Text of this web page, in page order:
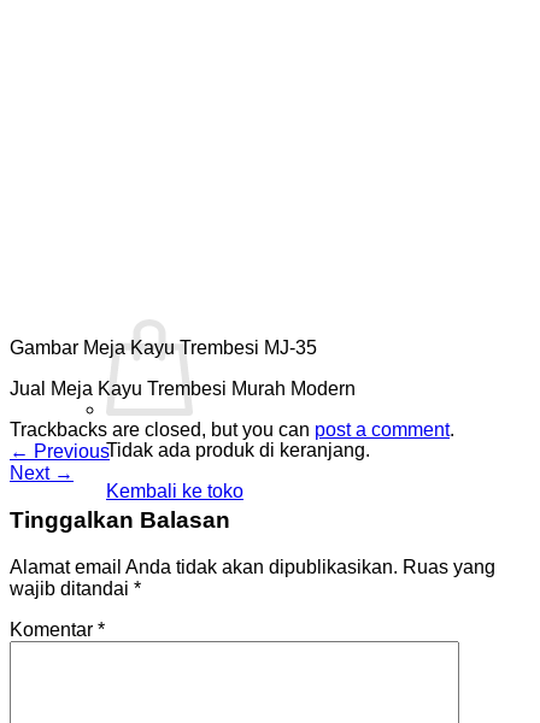
Tidak ada produk di keranjang.
Kembali ke toko
Gambar Meja Kayu Trembesi MJ-35
Jual Meja Kayu Trembesi Murah Modern
Trackbacks are closed, but you can post a comment.
← Previous
Next →
Tinggalkan Balasan
Alamat email Anda tidak akan dipublikasikan. Ruas yang
wajib ditandai *
Komentar *